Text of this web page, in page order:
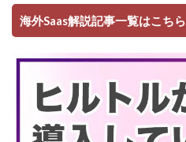
海外Saas解説記事一覧はこちら